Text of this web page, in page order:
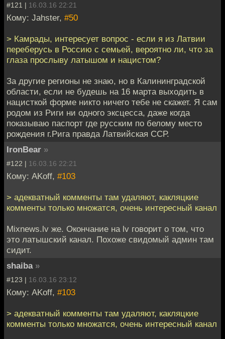
#121 | 16.03.16 22:21
Кому: Jahster, #50
> Камрады, интересует вопрос - если я из Латвии
переберусь в Россию с семьей, вероятно ли, что за
глаза прослыву латышом и нацистом?
За другие регионы не знаю, но в Калининградской
области, если не будешь на 16 марта выходить в
нацисткой форме никто ничего тебе не скажет. Я сам
родом из Риги ни одного эксцесса, даже когда
показываю паспорт где русским по белому место
рождения г.Рига правда Латвийская ССР.
IronBear »
#122 | 16.03.16 22:21
Кому: AKoff, #103
> адекватный комменты там удаляют, какляцкие
комменты только множатся, очень интересный канал
Mixnews.lv же. Окончание на lv говорит о том, что
это латышский канал. Похоже свидомый админ там
сидит.
shaiba »
#123 | 16.03.16 23:12
Кому: AKoff, #103
> адекватный комменты там удаляют, какляцкие
комменты только множатся, очень интересный канал